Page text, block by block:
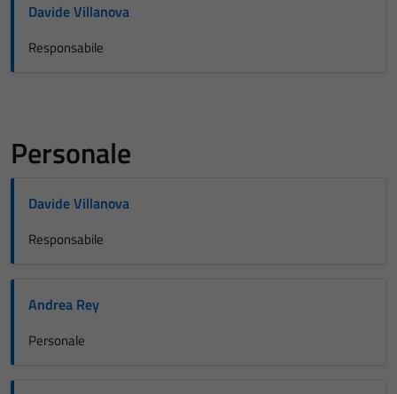
Davide Villanova
Responsabile
Personale
Davide Villanova
Responsabile
Andrea Rey
Personale